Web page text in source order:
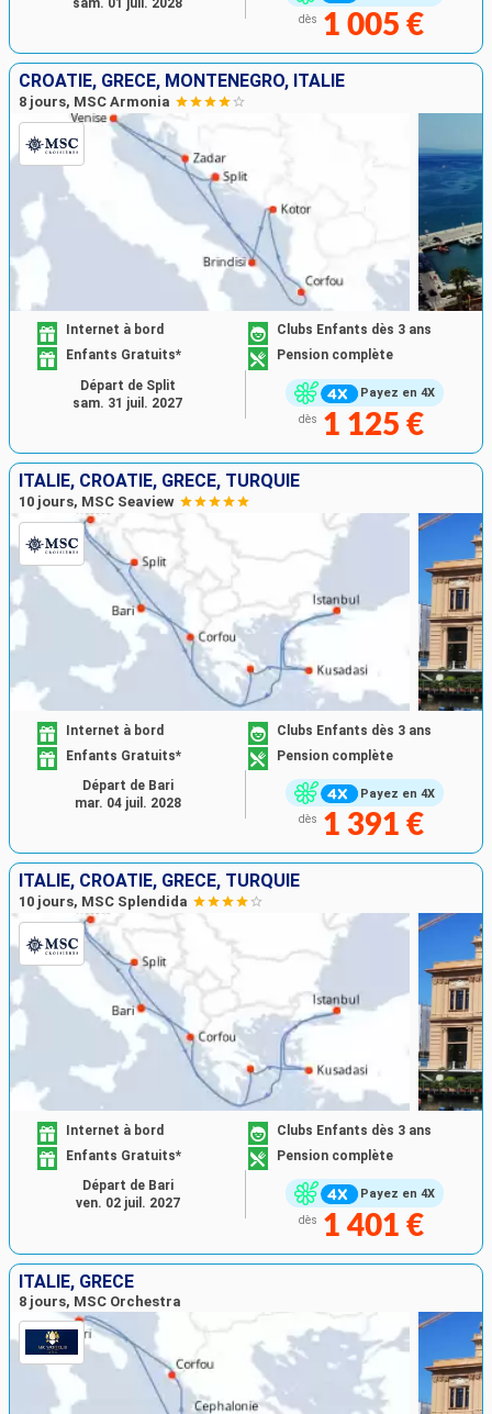
dès 1 005 €
CROATIE, GRÈCE, MONTÉNÉGRO, ITALIE
8 jours, MSC Armonia
Payez en 4X
Internet à bord
Clubs Enfants dès 3 ans
Enfants Gratuits*
Pension complète
dès 1 125 €
Départ de Split
sam. 31 juil. 2027
ITALIE, CROATIE, GRÈCE, TURQUIE
10 jours, MSC Seaview
Payez en 4X
Internet à bord
Clubs Enfants dès 3 ans
Enfants Gratuits*
Pension complète
dès 1 391 €
Départ de Bari
mar. 04 juil. 2028
ITALIE, CROATIE, GRÈCE, TURQUIE
10 jours, MSC Splendida
Payez en 4X
Internet à bord
Clubs Enfants dès 3 ans
Enfants Gratuits*
Pension complète
dès 1 401 €
Départ de Bari
ven. 02 juil. 2027
ITALIE, GRÈCE
8 jours, MSC Orchestra